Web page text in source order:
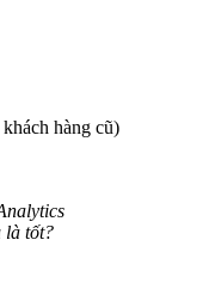
hàng cũ)
là tốt?